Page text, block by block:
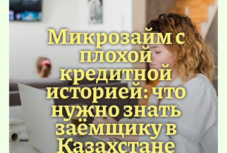
Микрозайм с
плохой
кредитной
историей: что
нужно знать
заёмщику в
Казахстане